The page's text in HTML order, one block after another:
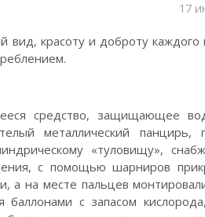
17
вид, красоту и доброту каждого
средство, защищающее
металлический панцирь,
«туловищу»,
с помощью шарниров
а на месте пальцев
с запасом